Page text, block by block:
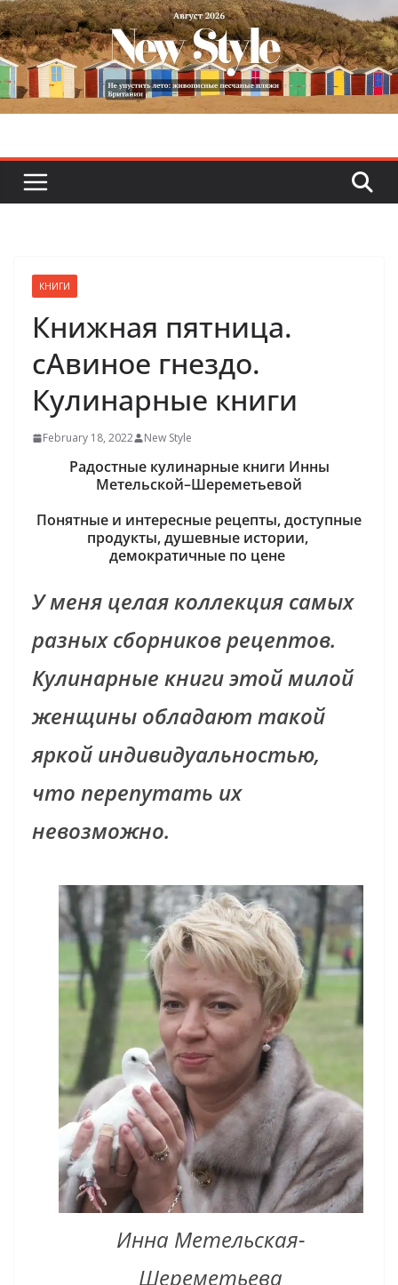
Skip
to
content
КНИГИ
Книжная пятница.
сАвиное гнездо.
Кулинарные книги
February 18, 2022 New Style
Радостные кулинарные книги Инны
Метельской–Шереметьевой
Понятные и интересные рецепты, доступные
продукты, душевные истории,
демократичные по цене
У меня целая коллекция самых
разных сборников рецептов.
Кулинарные книги этой милой
женщины обладают такой
яркой индивидуальностью,
что перепутать их
невозможно.
Инна Метельская-
Шереметьева